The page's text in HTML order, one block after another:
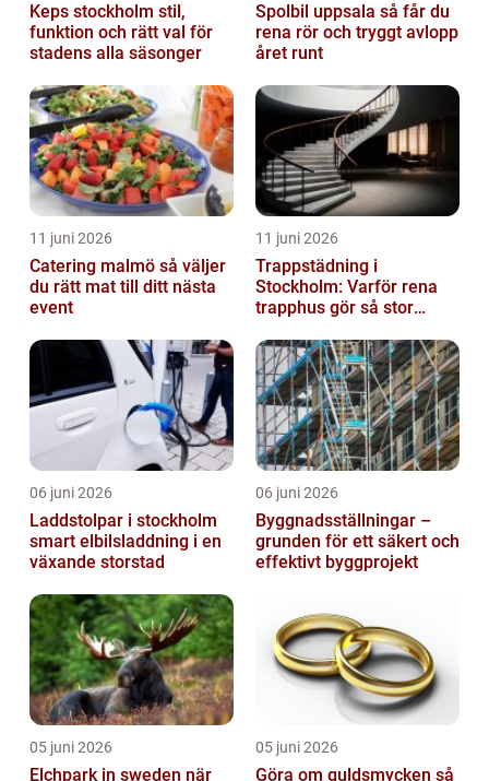
Keps stockholm stil,
funktion och rätt val för
stadens alla säsonger
Spolbil uppsala så får du
rena rör och tryggt avlopp
året runt
11 juni 2026
Catering malmö så väljer
du rätt mat till ditt nästa
event
11 juni 2026
Trappstädning i
Stockholm: Varför rena
trapphus gör så stor
06 juni 2026
Laddstolpar i stockholm
smart elbilsladdning i en
växande storstad
06 juni 2026
Byggnadsställningar –
grunden för ett säkert och
effektivt byggprojekt
05 juni 2026
Elchpark in sweden när
05 juni 2026
Göra om guldsmycken så